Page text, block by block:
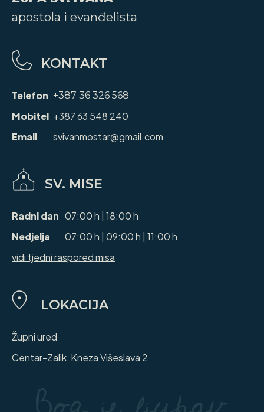
apostola i evanđelista
KONTAKT
Telefon +387 36 326 568
Mobitel +387 63 548 240
Email
svivanmostar@gmail.com
SV. MISE
Radni dan 07:00 h | 18:00 h
Nedjelja
07:00 h | 09:00 h | 11:00 h
vidi tjedni raspored misa
LOKACIJA
Župni ured
Centar-Zalik, Kneza Višeslava 2